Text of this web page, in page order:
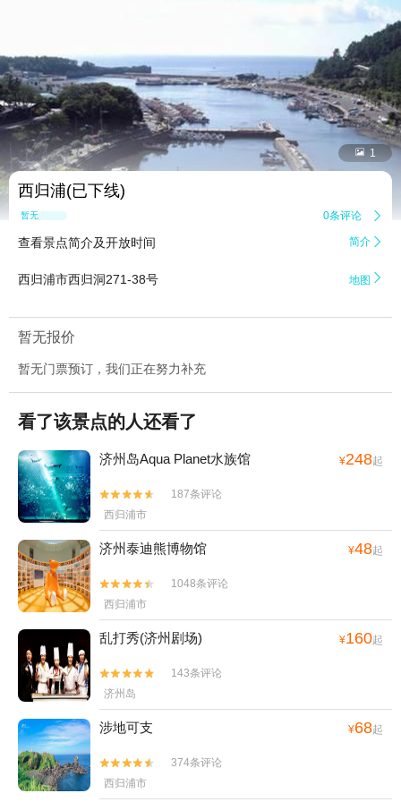
 1
西归浦(已下线)
暂无点评 0条评论 
查看景点简介及开放时间 简介 
西归浦市西归洞271-38号 地图 
暂无报价
暂无门票预订，我们正在努力补充
看了该景点的人还看了
济州岛Aqua Planet水族馆 ¥248起


187条评论
西归浦市
济州泰迪熊博物馆 ¥48起


1048条评论
西归浦市
乱打秀(济州剧场) ¥160起


143条评论
济州岛
涉地可支 ¥68起


374条评论
西归浦市